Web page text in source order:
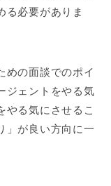
る必要がありま
めの面談でのポイ
ジェントをやる気
やる気にさせるこ
」が良い方向に一